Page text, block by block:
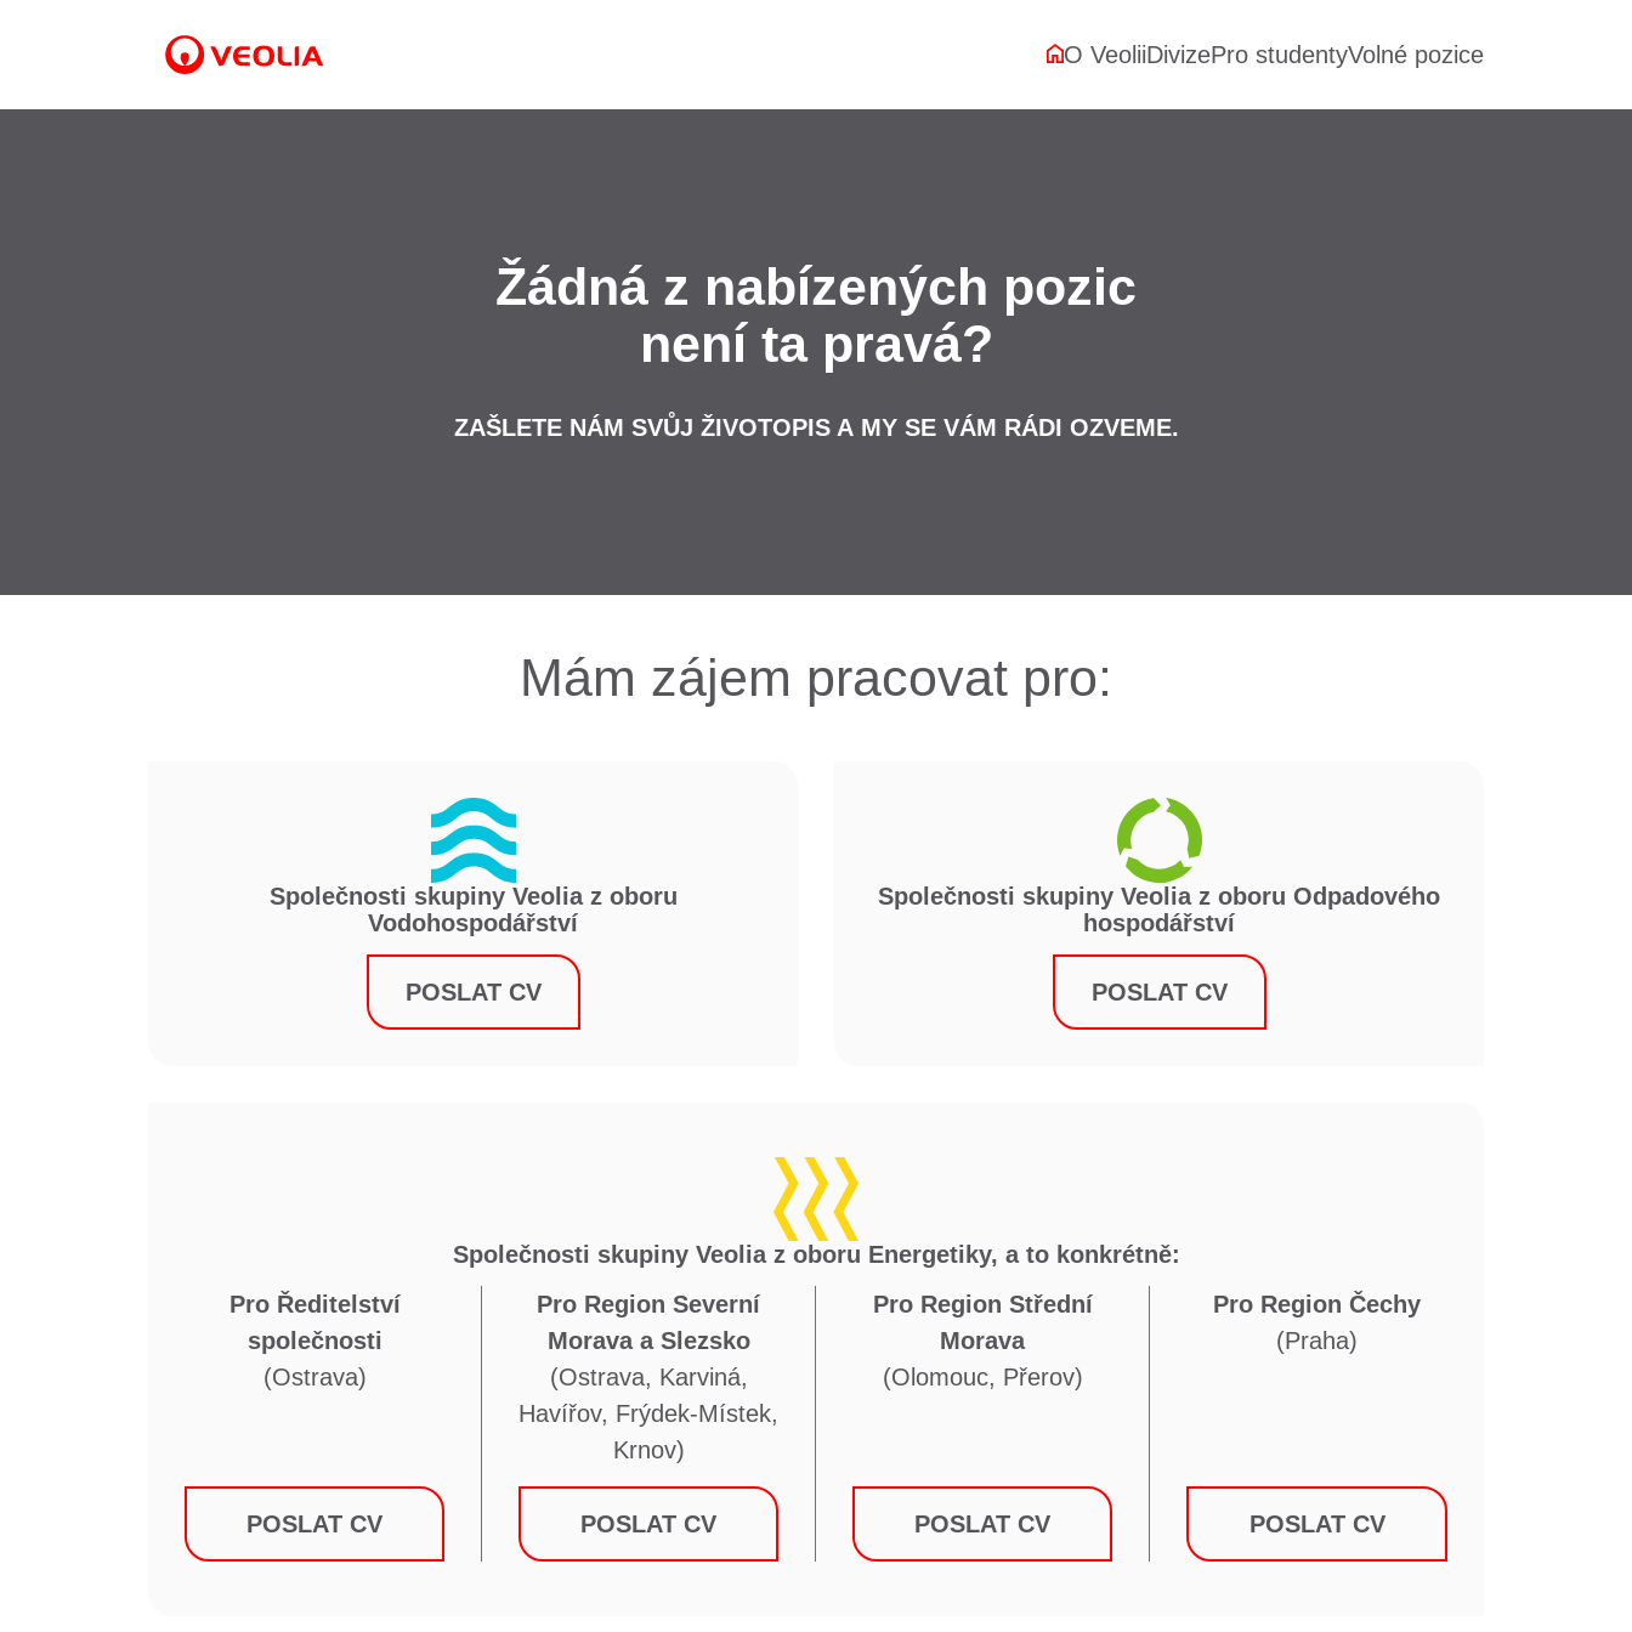
O VeoliiDivizePro studentyVolné pozice
Žádná z nabízených pozic
není ta pravá?
ZAŠLETE NÁM SVŮJ ŽIVOTOPIS A MY SE VÁM RÁDI OZVEME.
Mám zájem pracovat pro:
Společnosti skupiny Veolia z oboru
Vodohospodářství
POSLAT CV
Společnosti skupiny Veolia z oboru Odpadového
hospodářství
POSLAT CV
Společnosti skupiny Veolia z oboru Energetiky, a to konkrétně:
Pro Ředitelství
společnosti
(Ostrava)
POSLAT CV
Pro Region Severní
Morava a Slezsko
(Ostrava, Karviná,
Havířov, Frýdek-Místek,
Krnov)
POSLAT CV
Pro Region Střední
Morava
(Olomouc, Přerov)
POSLAT CV
Pro Region Čechy
(Praha)
POSLAT CV